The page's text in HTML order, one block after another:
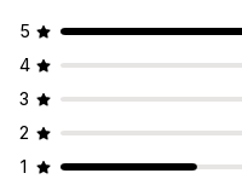
5
4
3
2
1